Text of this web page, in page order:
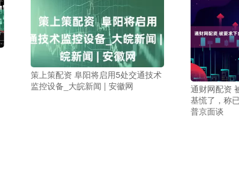
策上策配资 阜阳将启用5处交通技术
监控设备_大皖新闻 | 安徽网
通财网配资
基慌了，称
普京面谈